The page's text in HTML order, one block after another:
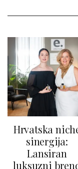
Hrvatska
sinergija:
Lansiran
luksuzni